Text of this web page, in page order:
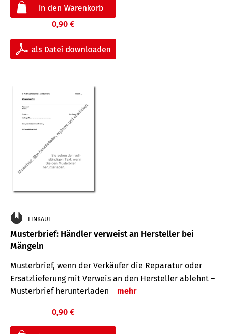
0,90 €
EINKAUF
Musterbrief: Händler verweist an Hersteller bei
Mängeln
Musterbrief, wenn der Verkäufer die Reparatur oder
Ersatzlieferung mit Verweis an den Hersteller ablehnt –
Musterbrief herunterladen
mehr
0,90 €